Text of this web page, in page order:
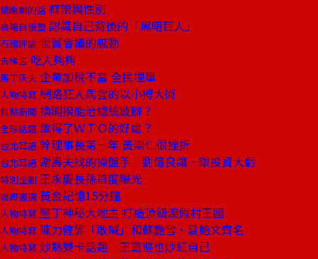
總編輯的話 框架與性別
商場自慢塾 認識自己背後的「黑暗巨人」
石頭評論 世貿會議的感動
去梯言 吃人夠夠
馬丁沃夫 企業加稅不當 全民埋單
人物特寫 網路狂人馬雲的以小搏大術
焦點新聞 換閣揆能治總統跛腳？
全球話題 誰得了ＷＴＯ的好處？
台北耳語 幹理事長第一年 黃崇仁很挫折
台北耳語 謝壽夫找的操盤手 劉億良讓一銀投資大虧
特別企劃 王永慶長孫首度曝光
商周書摘 黃金記憶15分鐘
人物特寫 墾丁神秘大地主 打造頂級渡假村王國
人物特寫 陳力健靠「敢喊」和蘇艷雪、夏鮑文齊名
人物特寫 炒熱雙卡話題 王嘉樞也炒紅自己